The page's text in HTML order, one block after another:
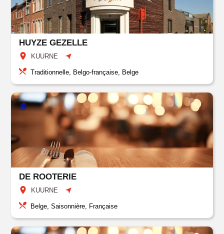
HUYZE GEZELLE
KUURNE
Traditionnelle, Belgo-française, Belge
DE ROOTERIE
KUURNE
Belge, Saisonnière, Française